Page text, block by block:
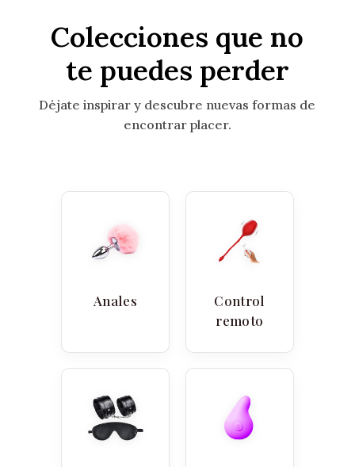
Colecciones que no
te puedes perder
Déjate inspirar y descubre nuevas formas de
encontrar placer.
Anales
Control
remoto